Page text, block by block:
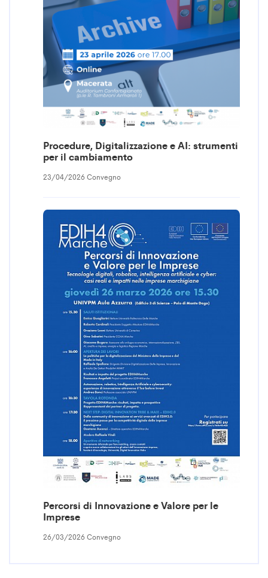
Procedure, Digitalizzazione e AI: strumenti
per il cambiamento
23/04/2026 Convegno
Percorsi di Innovazione e Valore per le
Imprese
26/03/2026 Convegno